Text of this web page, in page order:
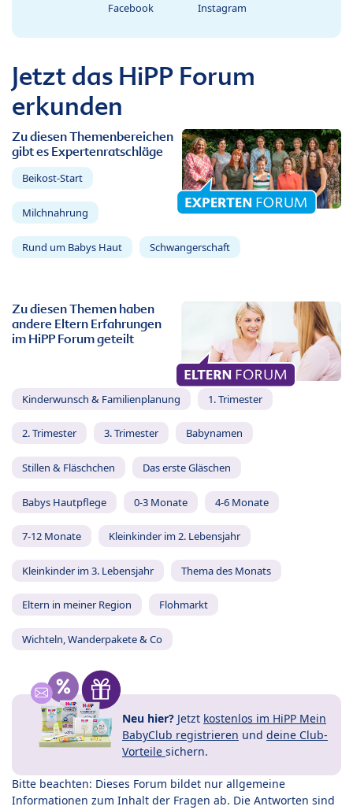
Facebook Instagram
Jetzt das HiPP Forum
erkunden
Zu diesen Themenbereichen
gibt es Expertenratschläge
Beikost-Start
Milchnahrung
Rund um Babys Haut Schwangerschaft
Zu diesen Themen haben
andere Eltern Erfahrungen
im HiPP Forum geteilt
Kinderwunsch & Familienplanung 1. Trimester
2. Trimester 3. Trimester Babynamen
Stillen & Fläschchen Das erste Gläschen
Babys Hautpflege 0-3 Monate 4-6 Monate
7-12 Monate Kleinkinder im 2. Lebensjahr
Kleinkinder im 3. Lebensjahr Thema des Monats
Eltern in meiner Region Flohmarkt
Wichteln, Wanderpakete & Co
Neu hier? Jetzt kostenlos im HiPP Mein
BabyClub registrieren und deine Club-
Vorteile sichern.
Bitte beachten: Dieses Forum bildet nur allgemeine
Informationen zum Inhalt der Fragen ab. Die Antworten sind